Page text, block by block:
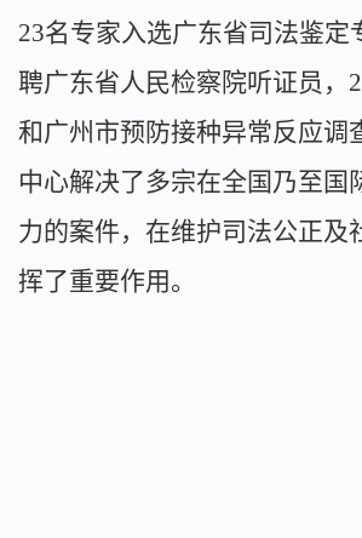
23名专家入选广东省司法鉴定
聘广东省人民检察院听证员，
和广州市预防接种异常反应调
中心解决了多宗在全国乃至国
力的案件，在维护司法公正及
挥了重要作用。